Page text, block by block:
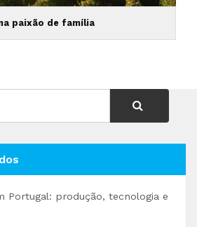
paixão de família
Portugal: produção, tecnologia e